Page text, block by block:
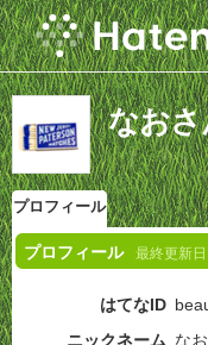
なお
プロフィール
プロフィール 最終更新
はてなID
ニックネーム なお